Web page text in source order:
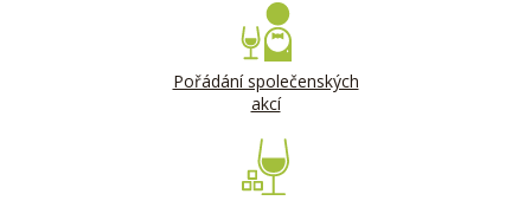
Pořádání společenských
akcí